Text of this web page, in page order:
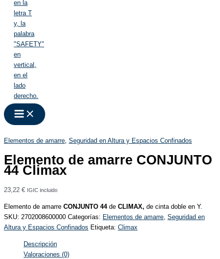
Elementos de amarre, Seguridad en Altura y Espacios Confinados
Elemento de amarre CONJUNTO
44 Climax
23,22 € IGIC incluido
Elemento de amarre CONJUNTO 44de CLIMAX, de cinta doble en Y.
SKU: 2702008600000 Categorías: Elementos de amarre, Seguridad en
Altura y Espacios Confinados Etiqueta: Climax
Descripción
Valoraciones (0)